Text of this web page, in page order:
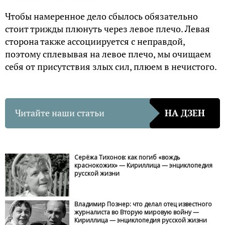
Чтобы намеренное дело сбылось обязательно
стоит трижды плюнуть через левое плечо. Левая
сторона также ассоциируется с неправдой,
поэтому сплевывая на левое плечо, мы очищаем
себя от присутствия злых сил, плюем в нечистого.
Читайте наши статьи НА ДЗЕН
Серёжа Тихонов: как погиб «вождь
краснокожих» — Кириллица — энциклопедия
русской жизни
Владимир Познер: что делал отец известного
журналиста во Вторую мировую войну —
Кириллица — энциклопедия русской жизни